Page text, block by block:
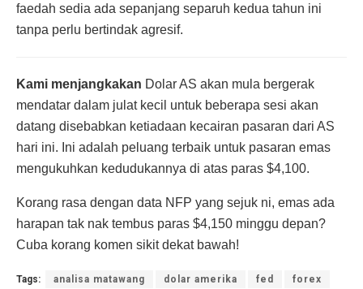
faedah sedia ada sepanjang separuh kedua tahun ini
tanpa perlu bertindak agresif.
Kami menjangkakan Dolar AS akan mula bergerak
mendatar dalam julat kecil untuk beberapa sesi akan
datang disebabkan ketiadaan kecairan pasaran dari AS
hari ini. Ini adalah peluang terbaik untuk pasaran emas
mengukuhkan kedudukannya di atas paras $4,100.
Korang rasa dengan data NFP yang sejuk ni, emas ada
harapan tak nak tembus paras $4,150 minggu depan?
Cuba korang komen sikit dekat bawah!
Tags: analisa matawang dolar amerika fed forex